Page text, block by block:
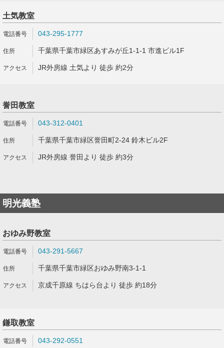
土気教室
043-295-1777
千葉県千葉市緑区あすみが丘1-1-1 市進ビル1F
JR外房線 土気より 徒歩 約2分
誉田教室
043-312-0401
千葉県千葉市緑区誉田町2-24 鈴木ビル2F
JR外房線 誉田より 徒歩 約3分
明光義塾
おゆみ野教室
043-291-5667
千葉県千葉市緑区おゆみ野南3-1-1
京成千原線 ちはら台より 徒歩 約18分
鎌取教室
043-292-0551